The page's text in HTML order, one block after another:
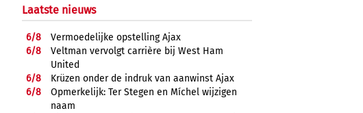
Laatste nieuws
6/8
Vermoedelijke opstelling Ajax
6/8
Veltman vervolgt carrière bij West Ham
United
6/8
Krüzen onder de indruk van aanwinst Ajax
6/8
Opmerkelijk: Ter Stegen en Míchel wijzigen
naam